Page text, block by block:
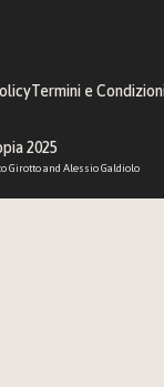
Termini e
2025
Girotto and Alessio Galdiolo